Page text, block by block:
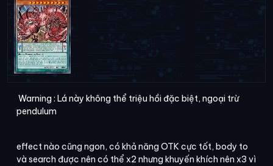
Warning : Lá này không thể triệu hồi đặc biệt, ngoại trừ
pendulum
effect nào cũng ngon, có khả năng OTK cực tốt, body to
và search được nên có thể x2 nhưng khuyến khích nên x3 vì